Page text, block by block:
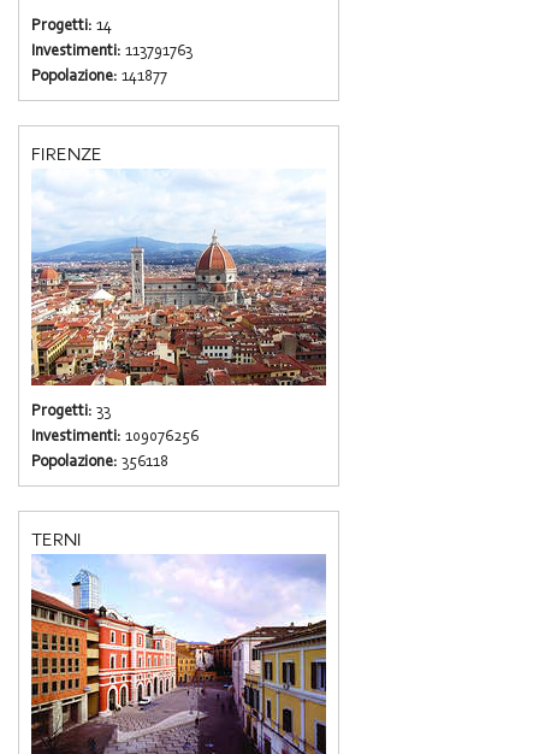
Progetti: 14
Investimenti: 113791763
Popolazione: 141877
FIRENZE
Progetti: 33
Investimenti: 109076256
Popolazione: 356118
TERNI